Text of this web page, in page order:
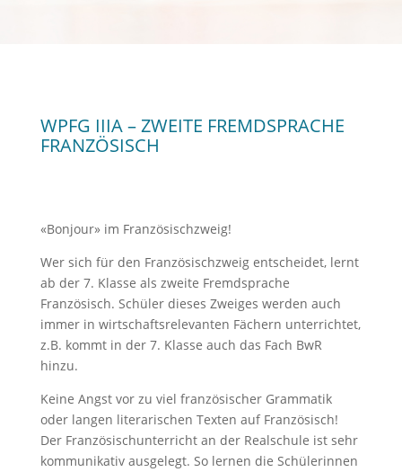
WPFG IIIA – ZWEITE FREMDSPRACHE
FRANZÖSISCH
«Bonjour» im Französischzweig!
Wer sich für den Französischzweig entscheidet, lernt
ab der 7. Klasse als zweite Fremdsprache
Französisch. Schüler dieses Zweiges werden auch
immer in wirtschaftsrelevanten Fächern unterrichtet,
z.B. kommt in der 7. Klasse auch das Fach BwR
hinzu.
Keine Angst vor zu viel französischer Grammatik
oder langen literarischen Texten auf Französisch!
Der Französischunterricht an der Realschule ist sehr
kommunikativ ausgelegt. So lernen die Schülerinnen